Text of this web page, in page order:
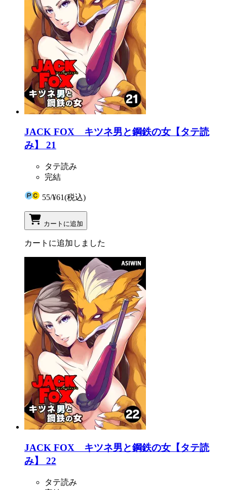
JACK FOX キツネ男と鋼鉄の女【タテ読
み】 21
タテ読み
完結
55/¥61(税込)
カートに追加
カートに追加しました
JACK FOX キツネ男と鋼鉄の女【タテ読
み】 22
タテ読み